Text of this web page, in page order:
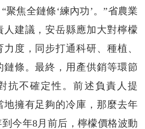
焦全鏈條‘練內功’。”省農業
人建議，安岳縣應加大對檸檬
度，同步打通科研、種植、
鏈條。最終，用產供銷等環節
抗不確定性。前述負責人提
地擁有足夠的冷庫，那麼去年
今年8月前后，檸檬價格波動